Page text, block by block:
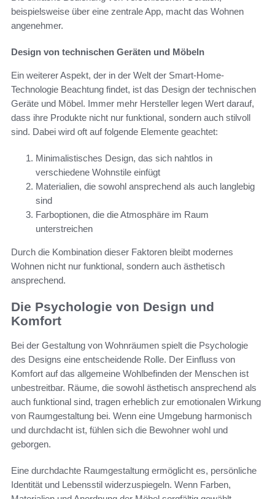
beispielsweise über eine zentrale App, macht das Wohnen
angenehmer.
Design von technischen Geräten und Möbeln
Ein weiterer Aspekt, der in der Welt der Smart-Home-
Technologie Beachtung findet, ist das Design der technischen
Geräte und Möbel. Immer mehr Hersteller legen Wert darauf,
dass ihre Produkte nicht nur funktional, sondern auch stilvoll
sind. Dabei wird oft auf folgende Elemente geachtet:
Minimalistisches Design, das sich nahtlos in
verschiedene Wohnstile einfügt
Materialien, die sowohl ansprechend als auch langlebig
sind
Farboptionen, die die Atmosphäre im Raum
unterstreichen
Durch die Kombination dieser Faktoren bleibt modernes
Wohnen nicht nur funktional, sondern auch ästhetisch
ansprechend.
Die Psychologie von Design und
Komfort
Bei der Gestaltung von Wohnräumen spielt die Psychologie
des Designs eine entscheidende Rolle. Der Einfluss von
Komfort auf das allgemeine Wohlbefinden der Menschen ist
unbestreitbar. Räume, die sowohl ästhetisch ansprechend als
auch funktional sind, tragen erheblich zur emotionalen Wirkung
von Raumgestaltung bei. Wenn eine Umgebung harmonisch
und durchdacht ist, fühlen sich die Bewohner wohl und
geborgen.
Eine durchdachte Raumgestaltung ermöglicht es, persönliche
Identität und Lebensstil widerzuspiegeln. Wenn Farben,